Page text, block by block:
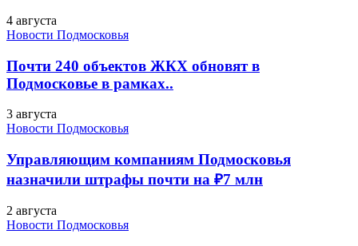
4 августа
Новости Подмосковья
Почти 240 объектов ЖКХ обновят в
Подмосковье в рамках..
3 августа
Новости Подмосковья
Управляющим компаниям Подмосковья
назначили штрафы почти на ₽7 млн
2 августа
Новости Подмосковья